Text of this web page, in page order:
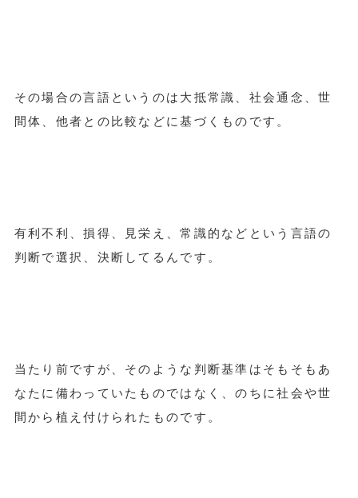
その場合の言語というのは大抵常識、社会通念、世
間体、他者との比較などに基づくものです。
有利不利、損得、見栄え、常識的などという言語の
判断で選択、決断してるんです。
当たり前ですが、そのような判断基準はそもそもあ
なたに備わっていたものではなく、のちに社会や世
間から植え付けられたものです。